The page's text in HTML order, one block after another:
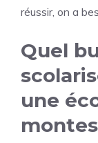
réussir, on a
Quel
une